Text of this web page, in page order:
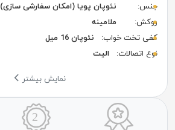
جنس:
نئوپان پویا (امکان سفارشی سازی)
روکش:
ملامینه
کفی تخت خواب:
نئوپان 16 میل
نوع اتصالات:
الیت
نمایش بیشتر